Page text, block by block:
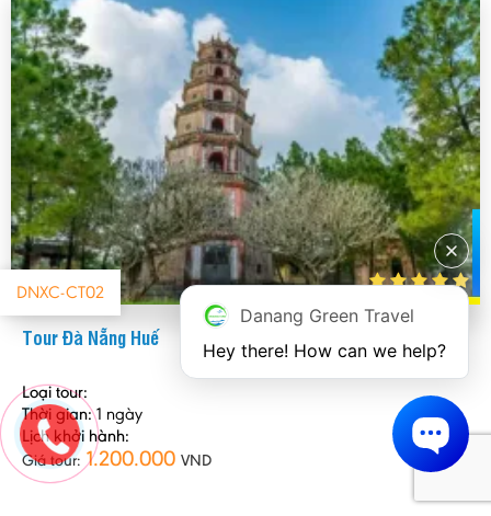
DNXC-CT02
Tour Đà Nẵng Huế
Loại tour:
Thời gian:1 ngày
Lịch khởi hành:
Giá tour: 1.200.000 VND
Danang Green Travel
Hey there! How can we help?